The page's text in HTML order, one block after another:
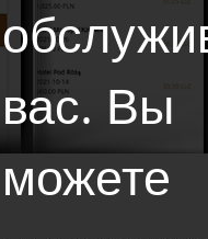
вас. Вы
можете